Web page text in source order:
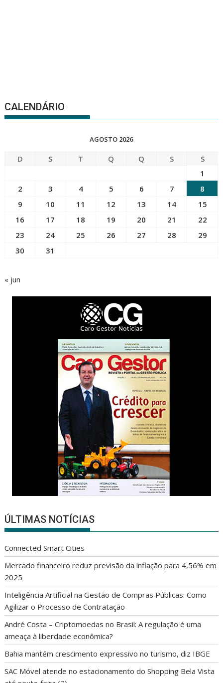
CALENDÁRIO
AGOSTO 2026
D S T Q Q S
S
1
2
3 4 5 6 7
8
9
10 11 12 13 14
15
16
17 18 19 20 21
22
23
24 25 26 27 28
29
30
31
« jun
ÚLTIMAS NOTÍCIAS
Connected Smart Cities
Mercado financeiro reduz previsão da inflação para 4,56% em
2025
Inteligência Artificial na Gestão de Compras Públicas: Como
Agilizar o Processo de Contratação
André Costa – Criptomoedas no Brasil: A regulação é uma
ameaça à liberdade econômica?
Bahia mantém crescimento expressivo no turismo, diz IBGE
SAC Móvel atende no estacionamento do Shopping Bela Vista